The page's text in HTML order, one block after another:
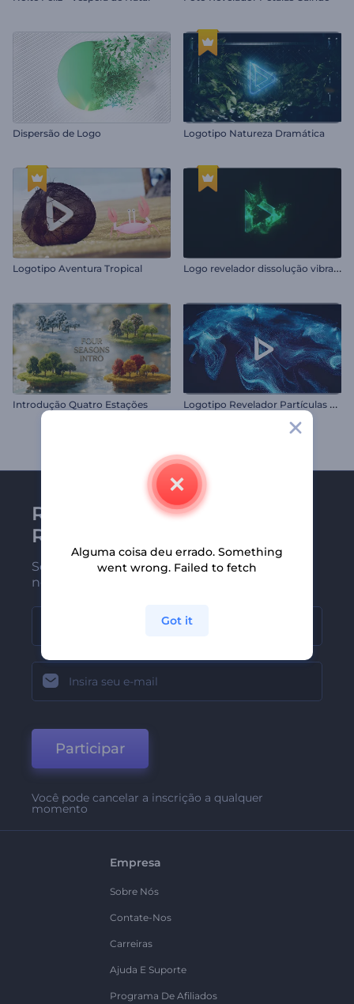
Dispersão de Logo Logotipo Natureza Dramática
Logotipo Aventura Tropical L
ogo revelador dissolução vibrante
Introdução Quatro Estações L
ogotipo Revelador Partículas Girando
Receba a newsletter da
Renderforest
Seja um dos primeiros a receber
nossas últimas novidades e ofertas
Participar
Você pode cancelar a inscrição a qualquer
momento
Empresa
Sobre Nós
Contate-Nos
Carreiras
Ajuda E Suporte
Programa De Afiliados
Alguma coisa deu errado. Something
went wrong. Failed to fetch
Got it